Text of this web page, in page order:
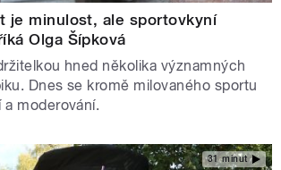
je minulost, ale sportovkyní
Olga Šípková
hned několika významných
Dnes se kromě milovaného sportu
moderování.
31 minut